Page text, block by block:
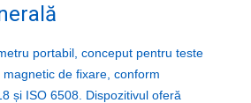
portabil, conceput pentru teste
de fixare, conform
și ISO 6508. Dispozitivul oferă